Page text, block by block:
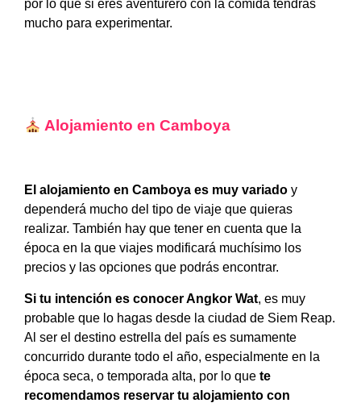
por lo que si eres aventurero con la comida tendrás
mucho para experimentar.
Alojamiento en Camboya
El alojamiento en Camboya es muy variado y
dependerá mucho del tipo de viaje que quieras
realizar. También hay que tener en cuenta que la
época en la que viajes modificará muchísimo los
precios y las opciones que podrás encontrar.
Si tu intención es conocer Angkor Wat, es muy
probable que lo hagas desde la ciudad de Siem Reap.
Al ser el destino estrella del país es sumamente
concurrido durante todo el año, especialmente en la
época seca, o temporada alta, por lo que te
recomendamos reservar tu alojamiento con